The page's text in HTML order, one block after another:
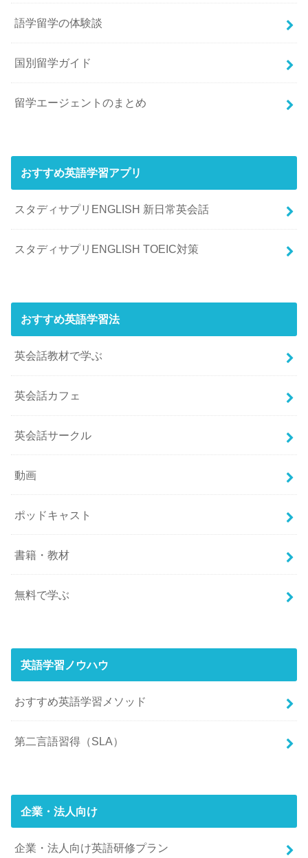
語学留学の体験談
国別留学ガイド
留学エージェントのまとめ
おすすめ英語学習アプリ
スタディサプリENGLISH 新日常英会話
スタディサプリENGLISH TOEIC対策
おすすめ英語学習法
英会話教材で学ぶ
英会話カフェ
英会話サークル
動画
ポッドキャスト
書籍・教材
無料で学ぶ
英語学習ノウハウ
おすすめ英語学習メソッド
第二言語習得（SLA）
企業・法人向け
企業・法人向け英語研修プラン